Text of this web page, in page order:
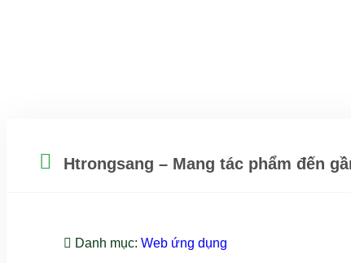
Htrongsang – Mang tác phẩm đến
Danh mục: Web ứng dụng